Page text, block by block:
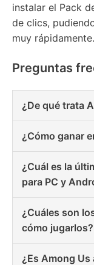
instalar el Pack
de clics,
muy rápidamente.
Preguntas
¿De qué trata
¿Cómo ganar
¿Cuál es la
para PC y
¿Cuáles son
cómo jugarlos?
¿Es Among